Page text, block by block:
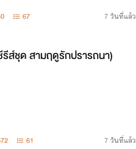
ล่า 67 7 วันที่แล้ว
ส์ชุด สามฤดูรักปรารถนา)
61 7 วันที่แล้ว